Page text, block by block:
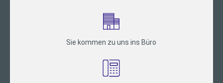
Sie kommen zu uns ins Büro